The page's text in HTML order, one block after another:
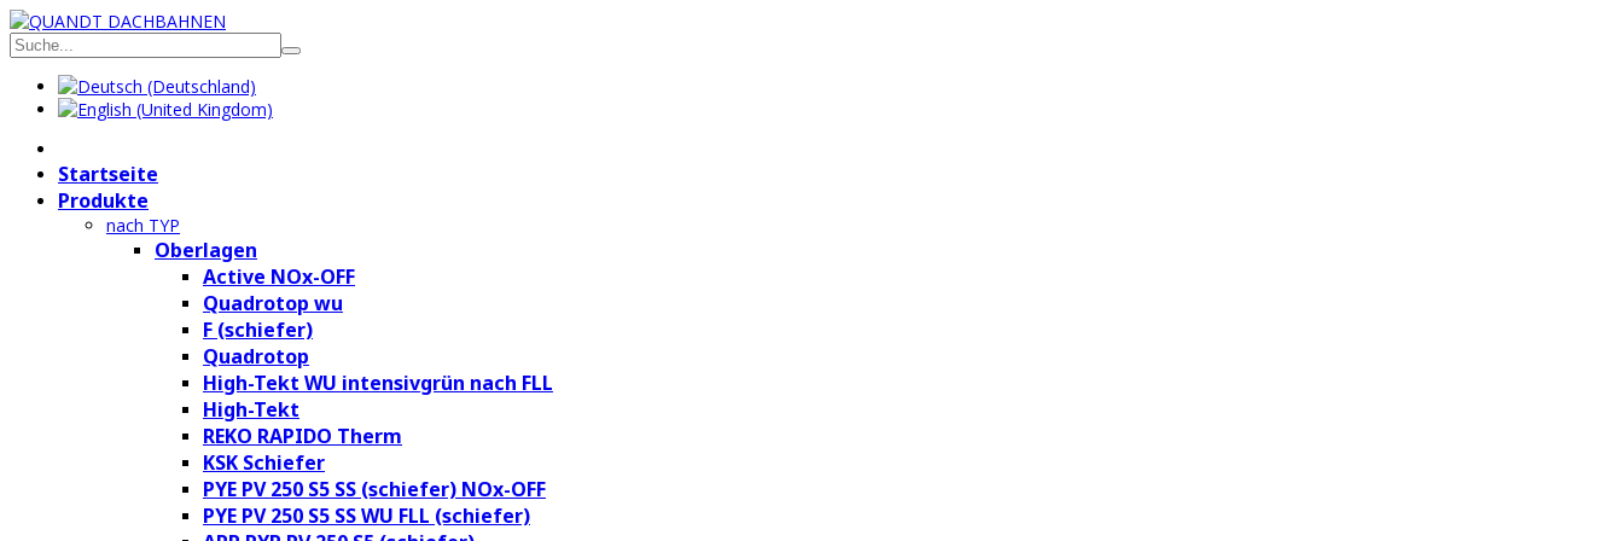
Startseite
Produkte
nach TYP
Oberlagen
Active NOx-OFF
Quadrotop wu
F (schiefer)
Quadrotop
High-Tekt WU intensivgrün nach FLL
High-Tekt
REKO RAPIDO Therm
KSK Schiefer
PYE PV 250 S5 SS (schiefer) NOx-OFF
PYE PV 250 S5 SS WU FLL (schiefer)